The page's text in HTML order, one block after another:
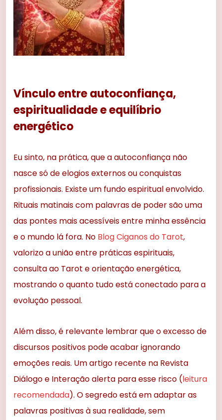
Vínculo entre autoconfiança,
espiritualidade e equilíbrio
energético
Eu sinto, na prática, que a autoconfiança não
nasce só de elogios externos ou conquistas
profissionais. Existe um fundo espiritual envolvido.
Rituais matinais com palavras de poder são uma
das pontes mais acessíveis entre minha essência
e o mundo lá fora. No Blog Ciganos do Tarot,
valorizo a união entre práticas espirituais,
consulta ao Tarot e orientação energética,
mostrando o quanto tudo está conectado para a
evolução pessoal.
Além disso, é relevante lembrar que o excesso de
discursos positivos pode acabar ignorando
emoções reais. Um artigo recente na Revista
Diálogo e Interação alerta para esse risco (leitura
recomendada). O segredo está em adaptar as
palavras positivas à sua realidade, sem